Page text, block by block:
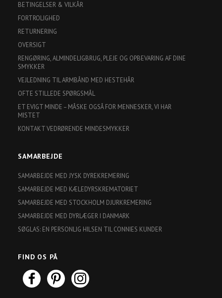
BETINGELSER & VILKÅR
FORTROLIGHED
RETURNERING
OVERSIGT
RENGØRING, ALMINDELIGBRUG, PLEJE OG OPBEVARING AF DINE
SMYKKER
VEJLEDNING TIL ARMBÅND MED HESTEHÅR
OFTE STILLEDE SPØRGSMÅL
ET EVIGT MINDE – MÅSKE OGSÅ FOR MENNESKER, VI HAR
MISTET
KONTAKT VEDRØRENDE MINDESMYKKER
SAMARBEJDE
SAMARBEJDE MED JYSK DYREKREMERING
SAMARBEJDE MED KÆLEDYRSKREMATORIET
SAMARBEJDE MED STOCKHOLM DJURKREMERING
SAMARBEJDE MED DYRLÆGER I DANMARK
SØGLAS: EN PERSONLIG HILSEN TIL CONNIES KUNDER
FIND OS PÅ